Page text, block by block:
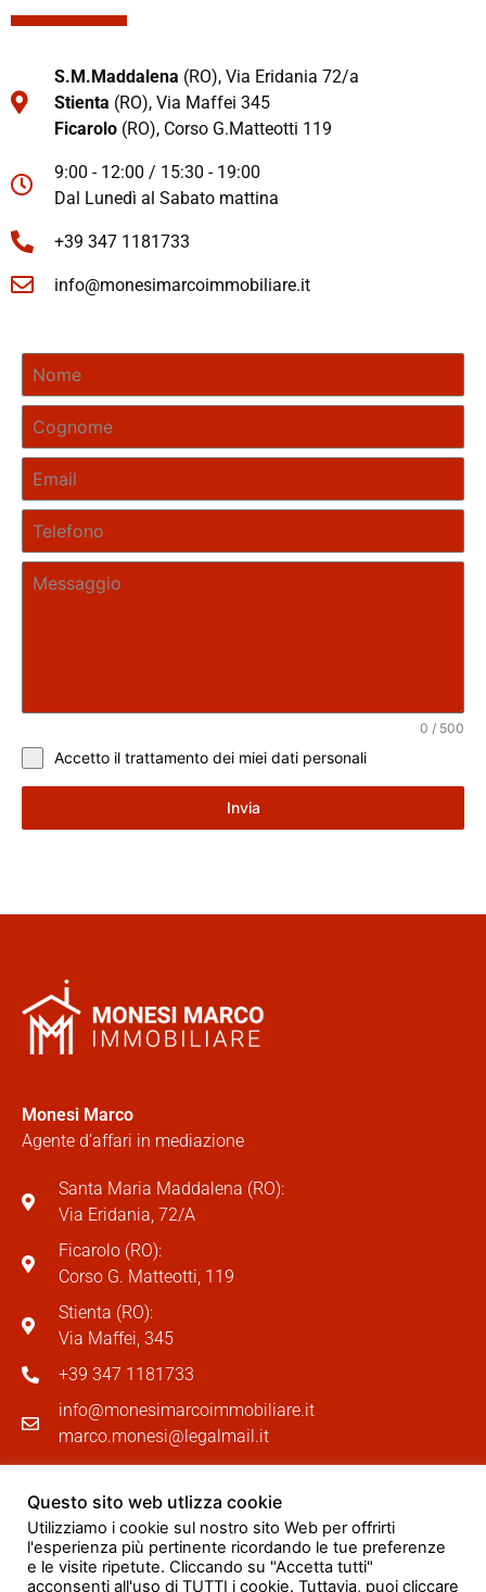
S.M.Maddalena (RO), Via Eridania 72/a
Stienta (RO), Via Maffei 345
Ficarolo (RO), Corso G.Matteotti 119
9:00 - 12:00 / 15:30 - 19:00
Dal Lunedì al Sabato mattina
+39 347 1181733
info@monesimarcoimmobiliare.it
0 / 500
Accetto il trattamento dei miei dati personali
Invia
Monesi Marco
Agente d’affari in mediazione
Santa Maria Maddalena (RO):
Via Eridania, 72/A
Ficarolo (RO):
Corso G. Matteotti, 119
Stienta (RO):
Via Maffei, 345
+39 347 1181733
info@monesimarcoimmobiliare.it
marco.monesi@legalmail.it
Questo sito web utlizza cookie
Utilizziamo i cookie sul nostro sito Web per offrirti
l'esperienza più pertinente ricordando le tue preferenze
e le visite ripetute. Cliccando su "Accetta tutti"
acconsenti all'uso di TUTTI i cookie. Tuttavia, puoi cliccare